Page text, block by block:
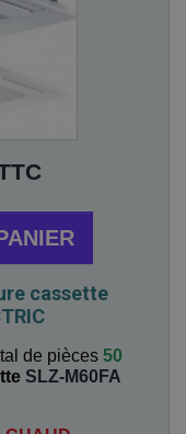
cassette
de pièces 50
SLZ-M60FA